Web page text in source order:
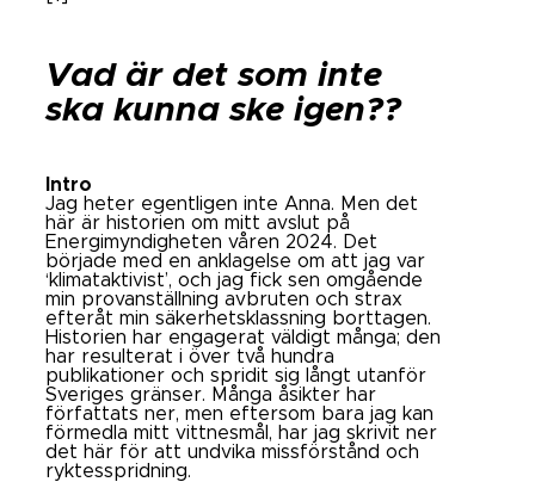
Vad är det som inte
ska kunna ske igen??
Intro
Jag heter egentligen inte Anna. Men det
här är historien om mitt avslut på
Energimyndigheten våren 2024. Det
började med en anklagelse om att jag var
‘klimataktivist’, och jag fick sen omgående
min provanställning avbruten och strax
efteråt min säkerhetsklassning borttagen.
Historien har engagerat väldigt många; den
har resulterat i över två hundra
publikationer och spridit sig långt utanför
Sveriges gränser. Många åsikter har
författats ner, men eftersom bara jag kan
förmedla mitt vittnesmål, har jag skrivit ner
det här för att undvika missförstånd och
ryktesspridning.